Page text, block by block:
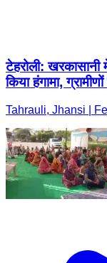
टेहरोली:
किया हंगामा,
Tahrauli, Jhansi |